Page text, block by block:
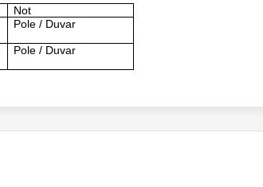
Not
Pole / Duvar
Pole / Duvar